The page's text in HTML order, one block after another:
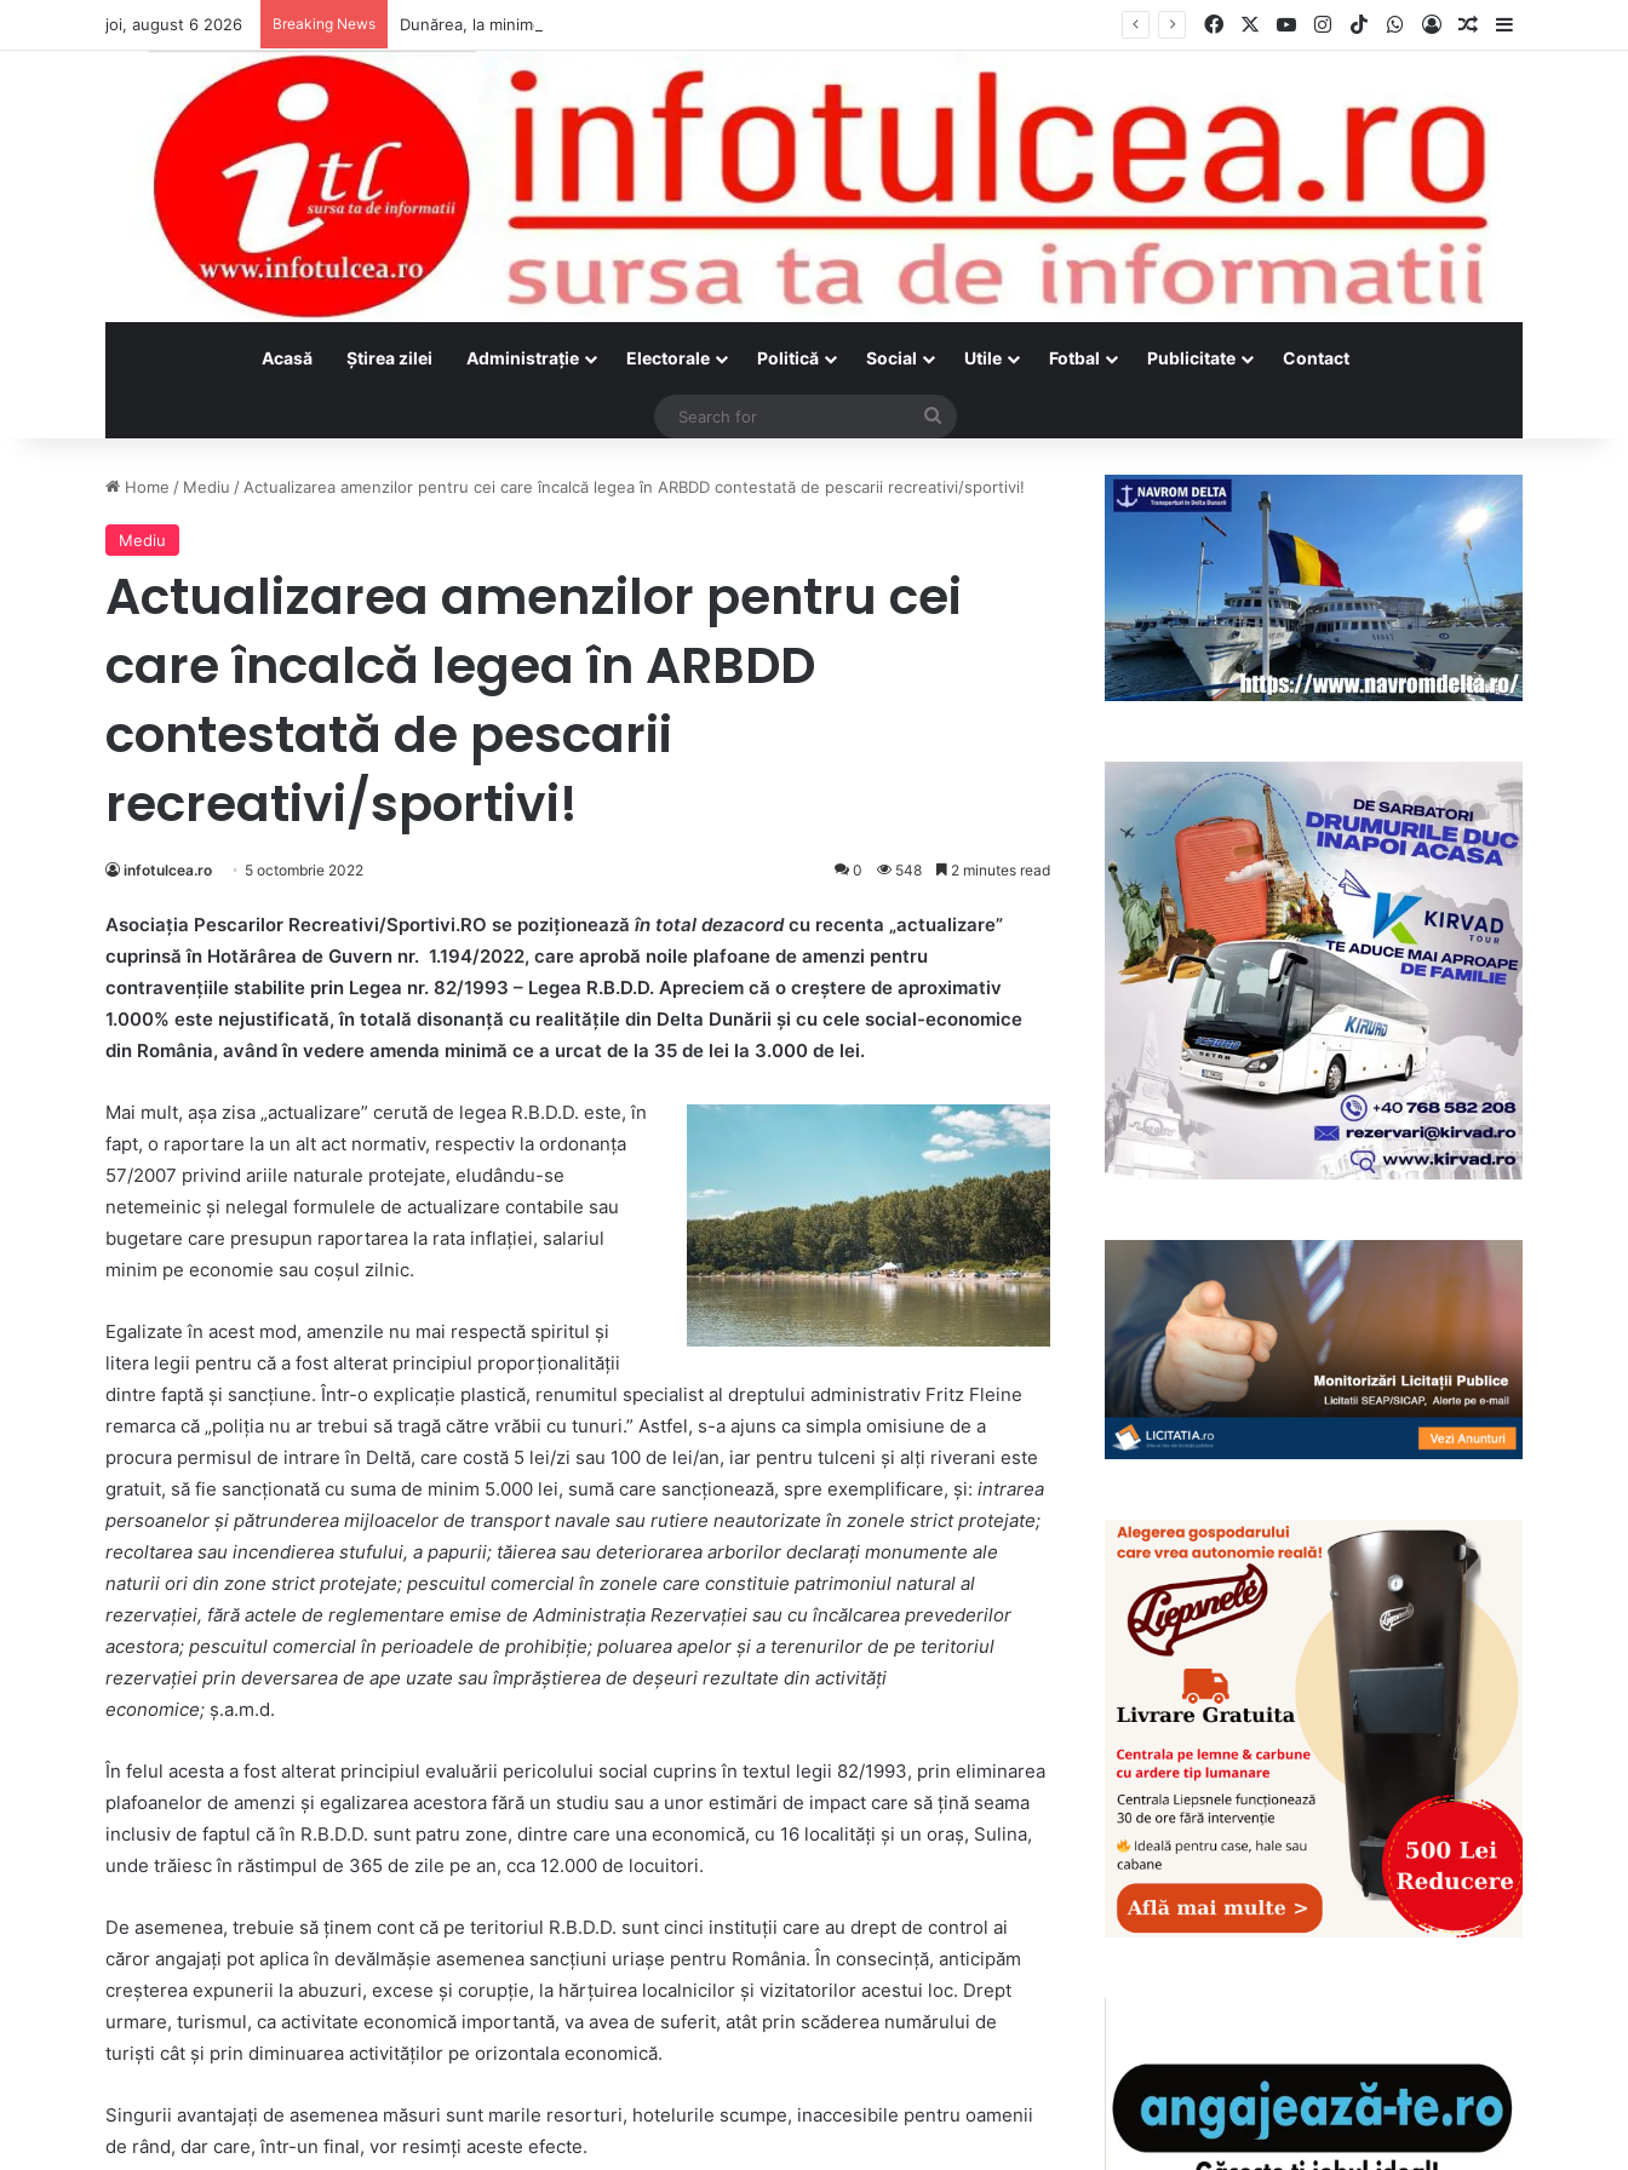
joi, august 6 2026 Breaking News Facebook YouTubeInstagram
TikTokWhatsApp
Log InRandom Article
Acasă Ştirea zilei Administraţie Electorale Politică Social Utile Fotbal Publicitate Contact
Search
Home / Mediu /Actualizarea amenzilor pentru cei care încalcă legea în ARBDD contestată de pescarii recreativi/sportivi!
Mediu
Actualizarea amenzilor pentru cei
care încalcă legea în ARBDD
contestată de pescarii
recreativi/sportivi!
infotulcea.ro 5 octombrie 2022 0 548 2 minutes read
Asociația Pescarilor Recreativi/Sportivi.RO se poziționează în total dezacordcu recenta „actualizare”
cuprinsă în Hotărârea de Guvern nr. 1.194/2022, care aprobă noile plafoane de amenzi pentru
contravențiile stabilite prin Legea nr. 82/1993 – Legea R.B.D.D. Apreciem că o creștere de aproximativ
1.000% este nejustificată, în totală disonanță cu realitățile din Delta Dunării și cu cele social-economice
din România, având în vedere amenda minimă ce a urcat de la 35 de lei la 3.000 de lei.
Mai mult, așa zisa „actualizare” cerută de legea R.B.D.D. este, în
fapt, o raportare la un alt act normativ, respectiv la ordonanța
57/2007 privind ariile naturale protejate, eludându-se
netemeinic și nelegal formulele de actualizare contabile sau
bugetare care presupun raportarea la rata inflației, salariul
minim pe economie sau coșul zilnic.
Egalizate în acest mod, amenzile nu mai respectă spiritul și
litera legii pentru că a fost alterat principiul proporționalității
dintre faptă și sancțiune. Într-o explicație plastică, renumitul specialist al dreptului administrativ Fritz Fleine
remarca că „poliția nu ar trebui să tragă către vrăbii cu tunuri.” Astfel, s-a ajuns ca simpla omisiune de a
procura permisul de intrare în Deltă, care costă 5 lei/zi sau 100 de lei/an, iar pentru tulceni și alți riverani este
gratuit, să fie sancționată cu suma de minim 5.000 lei, sumă care sancționează, spre exemplificare, și: intrarea
persoanelor și pătrunderea mijloacelor de transport navale sau rutiere neautorizate în zonele strict protejate;
recoltarea sau incendierea stufului, a papurii; tăierea sau deteriorarea arborilor declarați monumente ale
naturii ori din zone strict protejate; pescuitul comercial în zonele care constituie patrimoniul natural al
rezervației, fără actele de reglementare emise de Administrația Rezervației sau cu încălcarea prevederilor
acestora; pescuitul comercial în perioadele de prohibiție; poluarea apelor și a terenurilor de pe teritoriul
rezervației prin deversarea de ape uzate sau împrăștierea de deșeuri rezultate din activități
economice; ș.a.m.d.
În felul acesta a fost alterat principiul evaluării pericolului social cuprins în textul legii 82/1993, prin eliminarea
plafoanelor de amenzi și egalizarea acestora fără un studiu sau a unor estimări de impact care să țină seama
inclusiv de faptul că în R.B.D.D. sunt patru zone, dintre care una economică, cu 16 localități și un oraș, Sulina,
unde trăiesc în răstimpul de 365 de zile pe an, cca 12.000 de locuitori.
De asemenea, trebuie să ținem cont că pe teritoriul R.B.D.D. sunt cinci instituții care au drept de control ai
căror angajați pot aplica în devălmășie asemenea sancțiuni uriașe pentru România. În consecință, anticipăm
creșterea expunerii la abuzuri, excese și corupție, la hărțuirea localnicilor și vizitatorilor acestui loc. Drept
urmare, turismul, ca activitate economică importantă, va avea de suferit, atât prin scăderea numărului de
turiști cât și prin diminuarea activităților pe orizontala economică.
Singurii avantajați de asemenea măsuri sunt marile resorturi, hotelurile scumpe, inaccesibile pentru oamenii
de rând, dar care, într-un final, vor resimți aceste efecte.